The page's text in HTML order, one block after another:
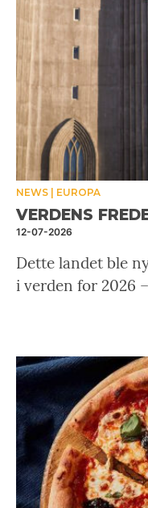
NEWS EUROPA
VERDENS
12-07-2026
Dette landet ble
i verden for 2026